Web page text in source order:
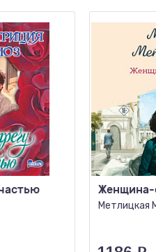
Женщина-
Метлицкая